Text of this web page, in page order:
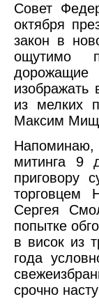
Совет
октября
закон в
ощутимо
дорожащие
из мелких
Максим
Напоминаю,
митинга 9
приговору
торговцем
Сергея
попытке
в висок из
года
срочно